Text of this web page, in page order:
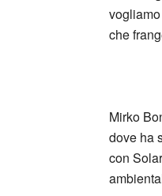
che
Mirko
dove ha
con